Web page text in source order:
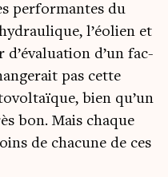
per­for­mantes du
l’éolien et
d’évaluation d’un fac­
pas cette
bien qu’un
bon. Mais chaque
de cha­cune de ces